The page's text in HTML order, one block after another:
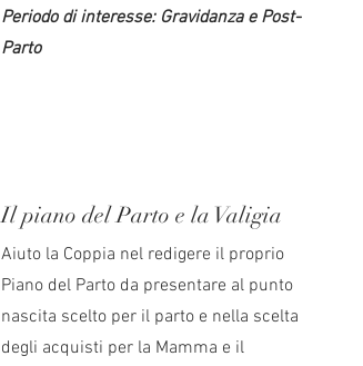
Periodo di interesse: Gravidanza e Post-
Parto
Il piano del Parto e la Valigia
Aiuto la Coppia nel redigere il proprio
Piano del Parto da presentare al punto
nascita scelto per il parto e nella scelta
degli acquisti per la Mamma e il